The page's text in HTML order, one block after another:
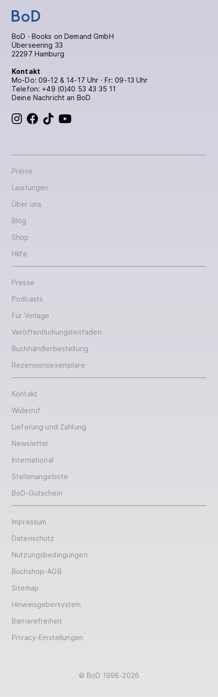
BoD · Books on Demand GmbH
Überseering 33
22297 Hamburg
Kontakt
Mo-Do: 09-12 & 14-17 Uhr · Fr: 09-13 Uhr
Telefon: +49 (0)40 53 43 35 11
Deine Nachricht an BoD
BoD bei Instagram
BoD bei Facebook
BoD bei TikTok
Preise
Leistungen
Über uns
Blog
Shop
Hilfe
Presse
Podcasts
Für Verlage
Veröffentlichungsleitfaden
Buchhändlerbestellung
Rezensionsexemplare
Kontakt
Widerruf
Lieferung und Zahlung
Newsletter
International
Stellenangebote
BoD-Gutschein
Impressum
Datenschutz
Nutzungsbedingungen
Buchshop-AGB
Sitemap
Hinweisgebersystem
Barrierefreiheit
Privacy-Einstellungen
© BoD 1998-2026